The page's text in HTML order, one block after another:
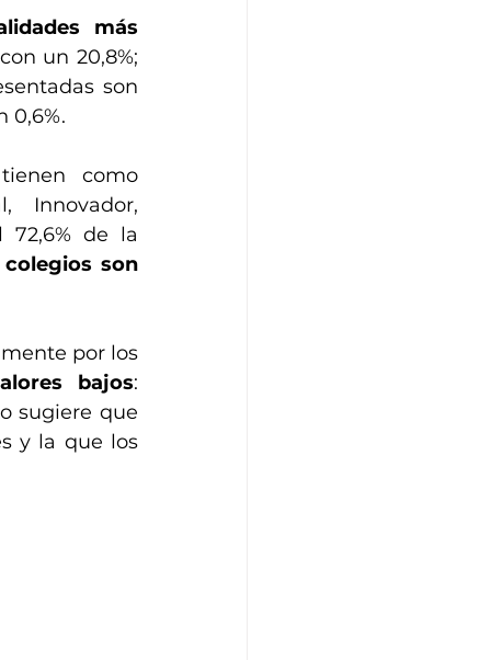
más
son
0,6%.
como
Innovador,
72,6% de la
son
por los
bajos:
sugiere que
y la que los